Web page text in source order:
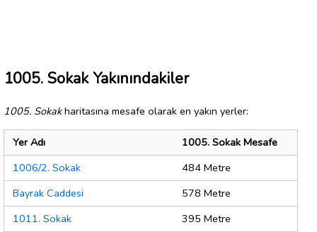
1005. Sokak Yakınındakiler
1005. Sokakharitasına mesafe olarak en yakın yerler:
Yer Adı
1005. Sokak Mesafe
1006/2. Sokak
484 Metre
Bayrak Caddesi
578 Metre
1011. Sokak
395 Metre